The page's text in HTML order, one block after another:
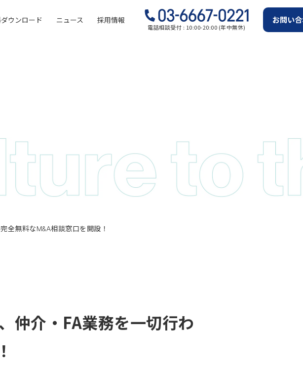
ウンロード ニュース 採用情報
電話相談受付 : 10:00-20:00 (年中無休)
お問い
仲介・FA業務を一切行わ